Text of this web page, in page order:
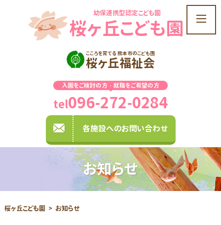
t
o
t
i
o
n
幼保連携型認定こども園
桜ヶ丘こども園
こころを育てる 熊本市のこども園
桜ヶ丘福祉会
入園をご検討の方・就職をご希望の方
tel096-272-0284
各施設へのお問い合わせ
お知らせ
桜ヶ丘こども園 お知らせ